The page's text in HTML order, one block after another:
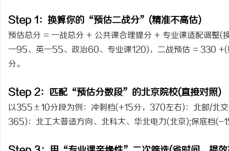
Step 1：换算你的“预估二战分”(精准不高估)
预估总分 = 一战总分 + 公共课合理提分 + 专业课适配调整
一95、英一55、政治60、专业课120)，二战预估 = 330
分。
Step 2：匹配“预估分数段”的北京院校(直接对照)
以355±10分段为例：冲刺档(+15分，370左右)：北邮/北
365)：北工大普适方向、北科大、华北电力(北京);保底档(-